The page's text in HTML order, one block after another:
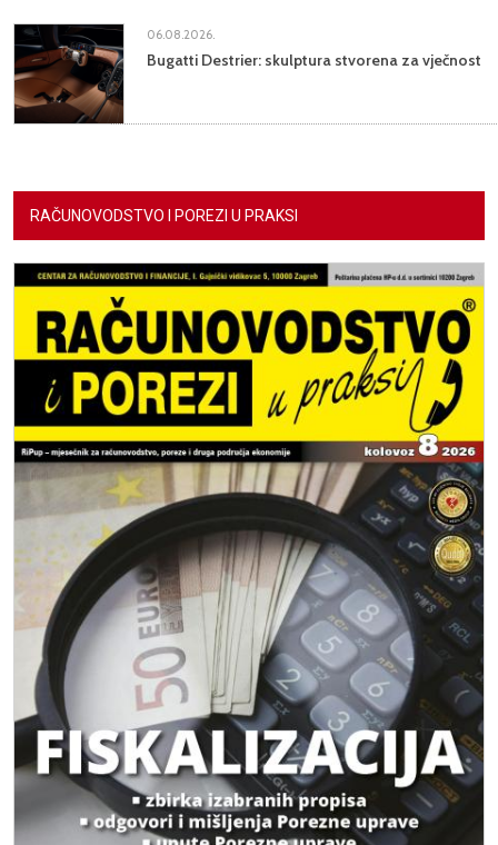
06.08.2026.
Bugatti Destrier: skulptura stvorena za vječnost
RAČUNOVODSTVO I POREZI U PRAKSI